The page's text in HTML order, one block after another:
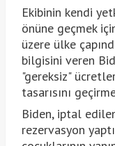
Ekibinin kendi
önüne geçmek
üzere ülke
bilgisini veren
"gereksiz"
tasarısını
Biden, iptal
rezervasyon